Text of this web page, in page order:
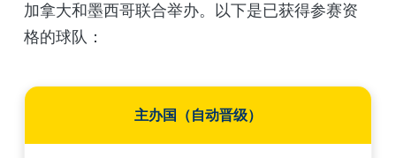
加拿大和墨西哥联合举办。以下是已获得参赛资
格的球队：
主办国（自动晋级）